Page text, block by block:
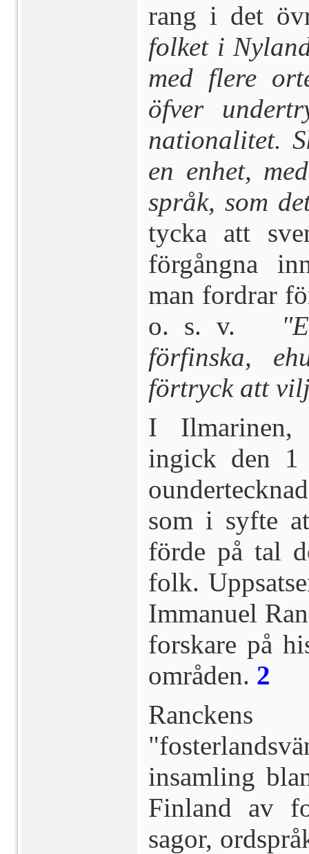
rang i det
folket i
med flere
öfver
nationalitet.
en enhet,
språk, som
tycka att
förgångna
man fordrar
o. s. v.
förfinska,
förtryck att
I Ilmarinen,
ingick den 1
som i syfte
förde på tal
folk.
Immanuel
forskare på
områden. 2
insamling
Finland av
sagor,